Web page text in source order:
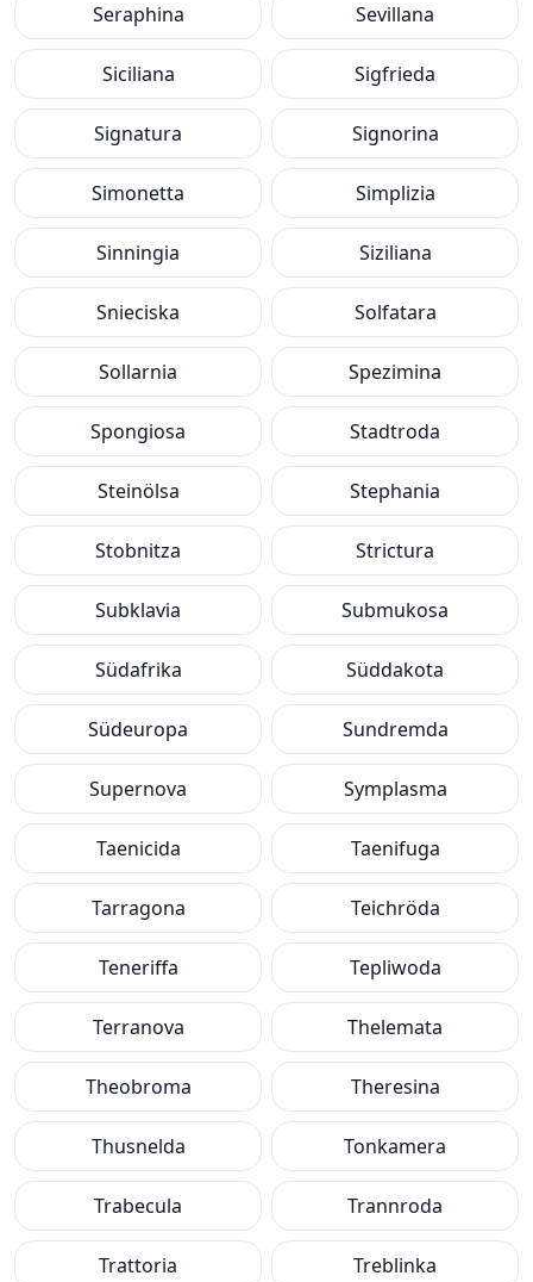
Seraphina Sevillana
Siciliana Sigfrieda
Signatura Signorina
Simonetta Simplizia
Sinningia Siziliana
Snieciska Solfatara
Sollarnia Spezimina
Spongiosa Stadtroda
Steinölsa Stephania
Stobnitza Strictura
Subklavia Submukosa
Südafrika Süddakota
Südeuropa Sundremda
Supernova Symplasma
Taenicida Taenifuga
Tarragona Teichröda
Teneriffa Tepliwoda
Terranova Thelemata
Theobroma Theresina
Thusnelda Tonkamera
Trabecula Trannroda
Trattoria Treblinka